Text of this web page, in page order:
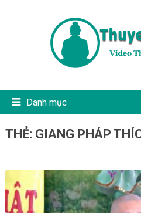
Danh mục
THẺ: GIANG PHÁP